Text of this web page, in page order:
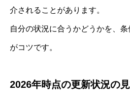
介されることがあります。
自分の状況に合うかどうかを、
がコツです。
2026年時点の更新状況の